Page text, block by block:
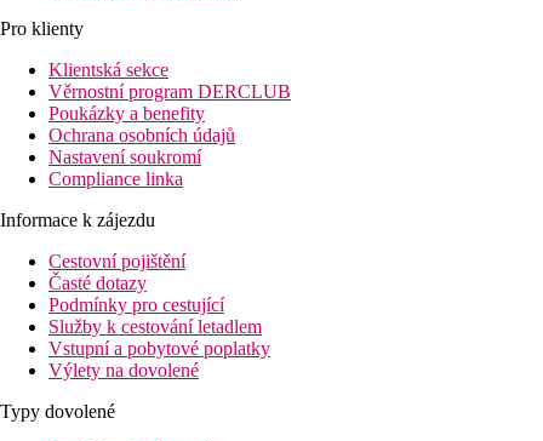
Pro klienty
Klientská sekce
Věrnostní program DERCLUB
Poukázky a benefity
Ochrana osobních údajů
Nastavení soukromí
Compliance linka
Informace k zájezdu
Cestovní pojištění
Časté dotazy
Podmínky pro cestující
Služby k cestování letadlem
Vstupní a pobytové poplatky
Výlety na dovolené
Typy dovolené